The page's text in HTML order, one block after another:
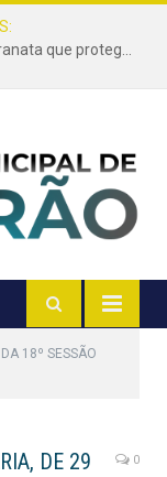
Projeto de autoria do presidente Gessé Maranata que protege as estradas vicinais de Trairão é transformado em lei
18º SESSÃO
DE 29
0